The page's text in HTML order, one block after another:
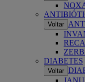
Voltar
DIABETES
Voltar